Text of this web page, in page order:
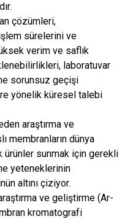
çözümleri,
sürelerini ve
verim ve saflık
laboratuvar
sorunsuz geçişi
yönelik küresel talebi
araştırma ve
membranların dünya
ürünler sunmak için gerekli
yeteneklerinin
altını çiziyor.
ve geliştirme (Ar-
kromatografi